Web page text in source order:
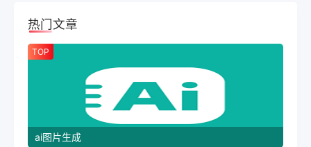
热门文章
TOP
ai图片生成